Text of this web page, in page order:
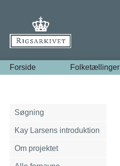
Forside Folketællinger
Søgning
Kay Larsens introduktion
Om projektet